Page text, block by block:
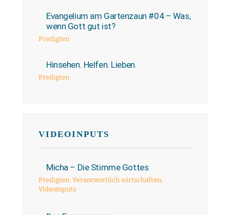
Evangelium am Gartenzaun #04 – Was,
wenn Gott gut ist?
Predigten
Hinsehen. Helfen. Lieben.
Predigten
VIDEOINPUTS
Micha – Die Stimme Gottes
Predigten, Verantwortlich wirtschaften,
Videoinputs